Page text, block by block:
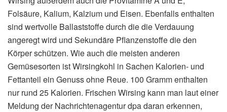
Folsäure, Kalium, Kalzium und Eisen. Ebenfalls enthalten
sind wertvolle Ballaststoffe durch die die Verdauung
angeregt wird und Sekundäre Pflanzenstoffe die den
Körper schützen. Wie auch die meisten anderen
Gemüsesorten ist Wirsingkohl in Sachen Kalorien- und
Fettanteil ein Genuss ohne Reue. 100 Gramm enthalten
nur rund 25 Kalorien. Frischen Wirsing kann man laut einer
Meldung der Nachrichtenagentur dpa daran erkennen,